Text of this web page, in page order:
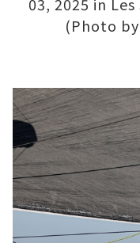
03, 2025 in
(Photo